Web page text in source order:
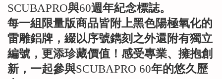
SCUBAPRO與60週年紀念標誌。
每一組限量版商品皆附上黑色陽極氧化的
雷雕鋁牌，綴以序號鐫刻之外還附有獨立
編號，更添珍藏價值！感受專業、擁抱創
新，一起參與SCUBAPRO 60年的悠久歷